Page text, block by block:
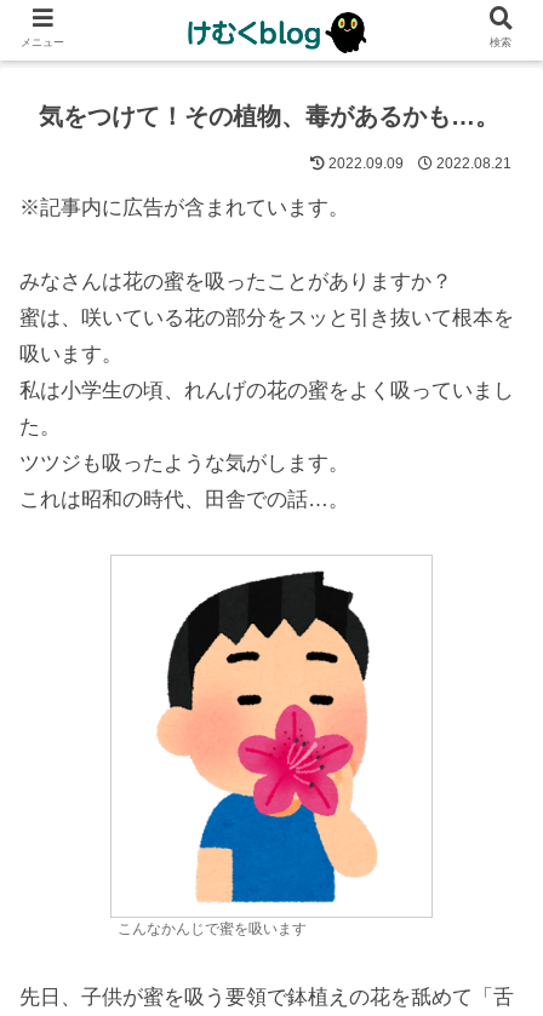
気をつけて！その植物、毒があるかも…。
2022.09.09 2022.08.21
※記事内に広告が含まれています。
みなさんは花の蜜を吸ったことがありますか？
蜜は、咲いている花の部分をスッと引き抜いて根本を
吸います。
私は小学生の頃、れんげの花の蜜をよく吸っていまし
た。
ツツジも吸ったような気がします。
これは昭和の時代、田舎での話…。
こんなかんじで蜜を吸います
先日、子供が蜜を吸う要領で鉢植えの花を舐めて「舌
メニュー 検索